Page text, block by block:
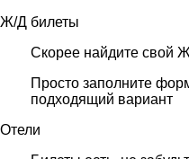
Ж/Д билеты
Скорее найдите свой
Просто заполните
подходящий вариант
Отели